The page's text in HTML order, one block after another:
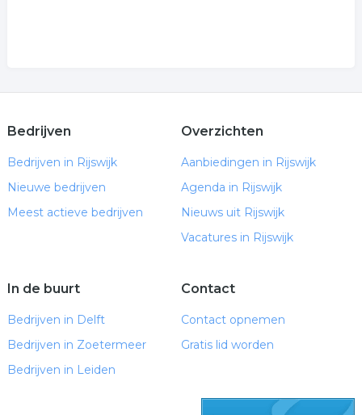
Bedrijven
Bedrijven in Rijswijk
Nieuwe bedrijven
Meest actieve bedrijven
Overzichten
Aanbiedingen in Rijswijk
Agenda in Rijswijk
Nieuws uit Rijswijk
Vacatures in Rijswijk
In de buurt
Bedrijven in Delft
Bedrijven in Zoetermeer
Bedrijven in Leiden
Contact
Contact opnemen
Gratis lid worden